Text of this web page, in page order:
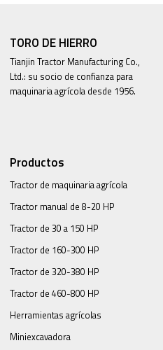
TORO DE HIERRO
Tianjin Tractor Manufacturing Co.,
Ltd.: su socio de confianza para
maquinaria agrícola desde 1956.
Productos
Tractor de maquinaria agrícola
Tractor manual de 8-20 HP
Tractor de 30 a 150 HP
Tractor de 160-300 HP
Tractor de 320-380 HP
Tractor de 460-800 HP
Herramientas agrícolas
Miniexcavadora